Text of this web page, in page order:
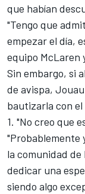
que habían
"Tengo que
empezar el día,
equipo McLaren
Sin embargo, si
de avispa,
bautizarla con
1. "No creo que
"Probablemente
la comunidad de
dedicar una
siendo algo